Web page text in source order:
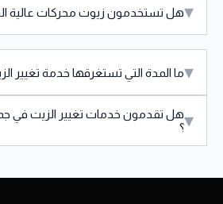
هل تستخدمون زيوت محركات عالية▾
ما المدة التي تستغرقها خدمة تغيير▾
هل تقدمون خدمات تغيير الزيت في
؟▾